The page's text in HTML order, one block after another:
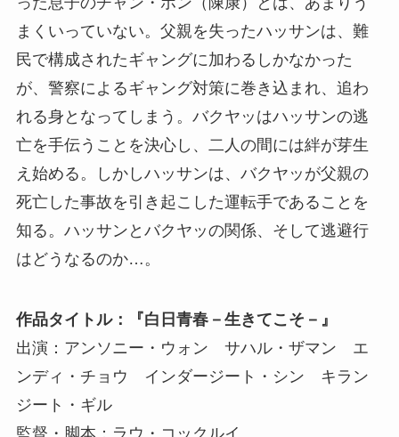
まくいっていない。父親を失ったハッサンは、難
民で構成されたギャングに加わるしかなかった
が、警察によるギャング対策に巻き込まれ、追わ
れる身となってしまう。バクヤッはハッサンの逃
亡を手伝うことを決心し、二人の間には絆が芽生
え始める。しかしハッサンは、バクヤッが父親の
死亡した事故を引き起こした運転手であることを
知る。ハッサンとバクヤッの関係、そして逃避行
はどうなるのか…。
作品タイトル：『白日青春－生きてこそ－』
出演：アンソニー・ウォン サハル・ザマン エ
ンディ・チョウ インダージート・シン キラン
ジート・ギル
監督・脚本：ラウ・コックルイ